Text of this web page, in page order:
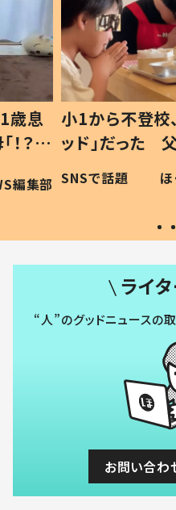
歳息
？」
編集部
小1から不登校
ッド」だった
作り続ける理
#令和の子
SNSで話題
ライタ
“人”のグッドニュースの
お問い合わ